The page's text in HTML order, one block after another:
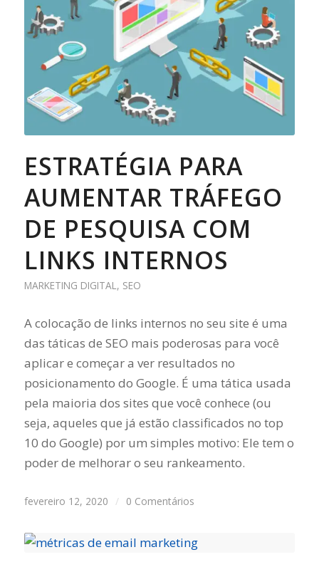
ESTRATÉGIA PARA
AUMENTAR TRÁFEGO
DE PESQUISA COM
LINKS INTERNOS
MARKETING DIGITAL , SEO
A colocação de links internos no seu site é uma
das táticas de SEO mais poderosas para você
aplicar e começar a ver resultados no
posicionamento do Google. É uma tática usada
pela maioria dos sites que você conhece (ou
seja, aqueles que já estão classificados no top
10 do Google) por um simples motivo: Ele tem o
poder de melhorar o seu rankeamento.
fevereiro 12, 2020 / 0 Comentários